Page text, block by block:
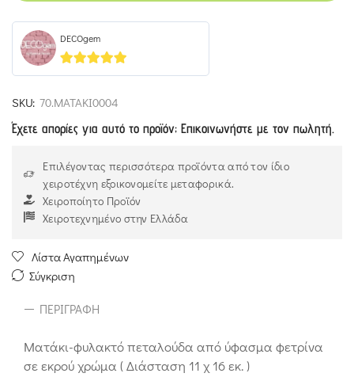
DECOgem
5out of 5
SKU: 70.ΜΑΤΑΚΙ0004
Έχετε απορίες για αυτό το προϊόν; Επικοινωνήστε με τον πωλητή.
Επιλέγοντας περισσότερα προϊόντα από τον ίδιο
χειροτέχνη εξοικονομείτε μεταφορικά.
Χειροποίητο Προϊόν
Χειροτεχνημένο στην Ελλάδα
Λίστα Αγαπημένων
Σύγκριση
ΠΕΡΙΓΡΑΦΉ
Ματάκι-φυλακτό πεταλούδα από ύφασμα φετρίνα
σε εκρού χρώμα ( Διάσταση 11 χ 16 εκ. )